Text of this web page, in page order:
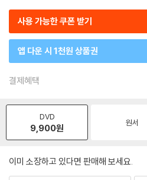
사용 가능한 쿠폰 받기
앱 다운 시 1천원 상품권
결제혜택
DVD
9,900원 원서
이미 소장하고 있다면 판매해 보세요.